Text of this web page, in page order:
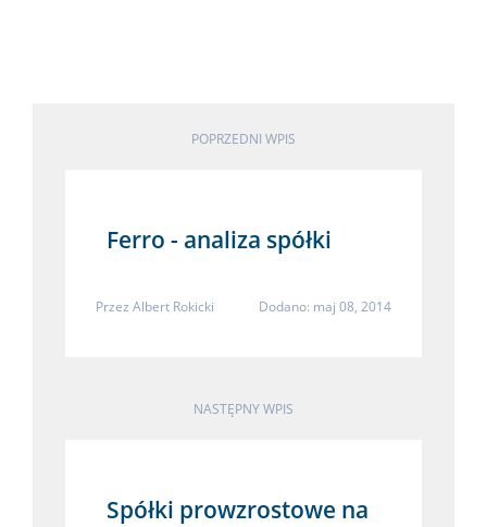
POPRZEDNI WPIS
Ferro - analiza spółki
Przez Albert Rokicki Dodano: maj 08, 2014
NASTĘPNY WPIS
Spółki prowzrostowe na